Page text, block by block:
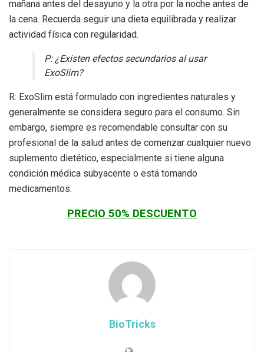
mañana antes del desayuno y la otra por la noche antes de
la cena. Recuerda seguir una dieta equilibrada y realizar
actividad física con regularidad.
P: ¿Existen efectos secundarios al usar
ExoSlim?
R: ExoSlim está formulado con ingredientes naturales y
generalmente se considera seguro para el consumo. Sin
embargo, siempre es recomendable consultar con su
profesional de la salud antes de comenzar cualquier nuevo
suplemento dietético, especialmente si tiene alguna
condición médica subyacente o está tomando
medicamentos.
PRECIO 50% DESCUENTO
BioTricks